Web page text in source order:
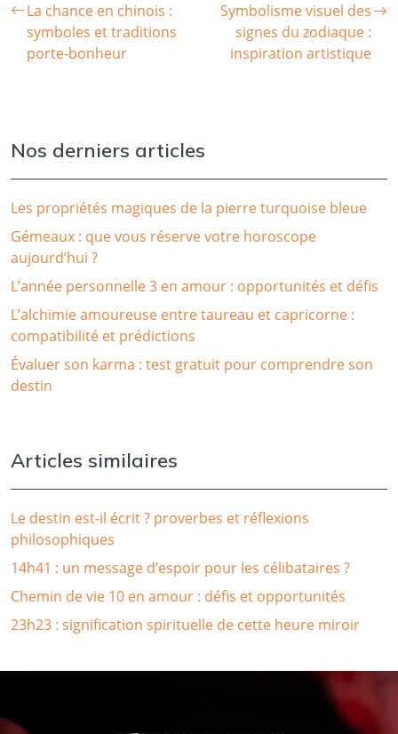
La chance en chinois :
symboles et traditions
porte-bonheur
Symbolisme visuel des
signes du zodiaque :
inspiration artistique
Nos derniers articles
Les propriétés magiques de la pierre turquoise bleue
Gémeaux : que vous réserve votre horoscope
aujourd’hui ?
L’année personnelle 3 en amour : opportunités et défis
L’alchimie amoureuse entre taureau et capricorne :
compatibilité et prédictions
Évaluer son karma : test gratuit pour comprendre son
destin
Articles similaires
Le destin est-il écrit ? proverbes et réflexions
philosophiques
14h41 : un message d’espoir pour les célibataires ?
Chemin de vie 10 en amour : défis et opportunités
23h23 : signification spirituelle de cette heure miroir